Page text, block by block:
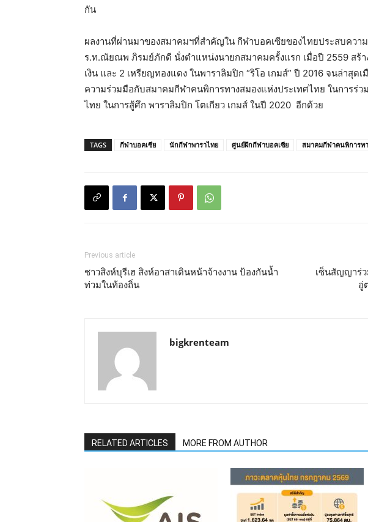
กัน
ผลงานที่ผ่านมาของสมาคมฯที่สำคัญใน กีฬาบอคเซียของไทยประสบความ
ร.ท.ณัยณพ ภิรมย์ภักดี นั่งตำแหน่งนายกสมาคมครั้งแรก เมื่อปี 2559 สร้า
เงิน และ 2 เหรียญทองแดง ในพาราลิมปิก “ริโอ เกมส์” ปี 2016 จนล่าสุด
ความร่วมมือกับสมาคมกีฬาคนพิการทางสมองแห่งประเทศไทย ในการร่
ไทย ในการสู้ศึก พาราลิมปิก โตเกียว เกมส์ ในปี 2020 อีกด้วย
TAGS กีฬาบอคเซีย นักกีฬาพาราไทย ศูนย์ฝึกกีฬาบอคเซีย สมาคมกีฬาคนพิการท
Previous article
ชาวสิงห์บุรีเฮ สิงห์อาสาเดินหน้าจ้างงาน ป้องกันน้ำ
ท่วมในท้องถิ่น
เซ็นสัญญาร่
อู่
bigkrenteam
RELATED ARTICLES MORE FROM AUTHOR